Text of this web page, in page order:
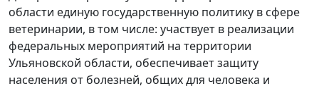
области единую государственную политику в сфере
ветеринарии, в том числе: участвует в реализации
федеральных мероприятий на территории
Ульяновской области, обеспечивает защиту
населения от болезней, общих для человека и